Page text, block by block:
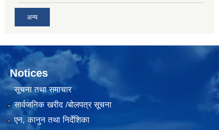
अन्य
Notices
सूचना तथा समाचार
सार्वजनिक खरीद /बोलपत्र सूचना
एन, कानुन तथा निर्देशिका